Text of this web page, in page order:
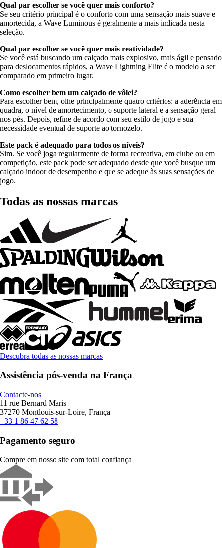
Qual par escolher se você quer mais conforto?
Se seu critério principal é o conforto com uma sensação mais suave e
amortecida, a Wave Luminous é geralmente a mais indicada nesta
seleção.
Qual par escolher se você quer mais reatividade?
Se você está buscando um calçado mais explosivo, mais ágil e pensado
para deslocamentos rápidos, a Wave Lightning Elite é o modelo a ser
comparado em primeiro lugar.
Como escolher bem um calçado de vôlei?
Para escolher bem, olhe principalmente quatro critérios: a aderência em
quadra, o nível de amortecimento, o suporte lateral e a sensação geral
nos pés. Depois, refine de acordo com seu estilo de jogo e sua
necessidade eventual de suporte ao tornozelo.
Este pack é adequado para todos os níveis?
Sim. Se você joga regularmente de forma recreativa, em clube ou em
competição, este pack pode ser adequado desde que você busque um
calçado indoor de desempenho e que se adeque às suas sensações de
jogo.
Todas as nossas marcas
Descubra todas as nossas marcas
Assistência pós-venda na França
Contacte-nos
11 rue Bernard Maris
37270 Montlouis-sur-Loire, França
+33 1 86 47 62 58
Pagamento seguro
Compre em nosso site com total confiança